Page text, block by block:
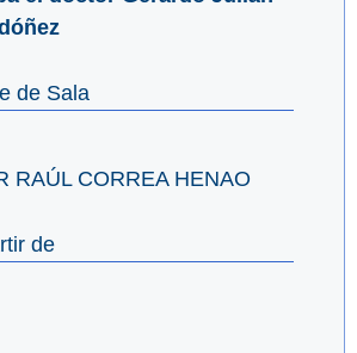
de Sala
RAÚL CORREA HENAO
de